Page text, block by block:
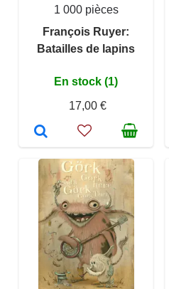
1 000 pièces
François Ruyer:
Batailles de lapins
En stock (1)
17,00 €